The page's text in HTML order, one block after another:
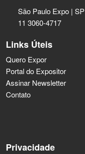
São Paulo Expo | SP
11 3060-4717
Links Úteis
Quero Expor
Portal do Expositor
Assinar Newsletter
Contato
Privacidade